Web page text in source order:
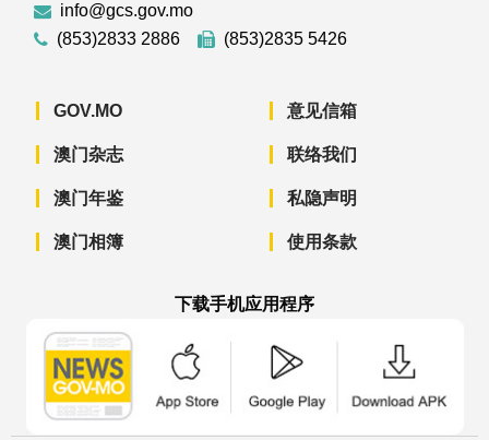
info@gcs.gov.mo
(853)2833 2886
(853)2835 5426
GOV.MO
澳门杂志
澳门年鉴
澳门相簿
意见信箱
联络我们
私隐声明
使用条款
下载手机应用程序